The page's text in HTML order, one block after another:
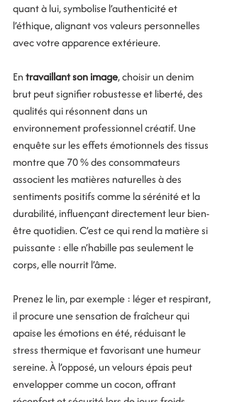
quant à lui, symbolise l’authenticité et
l’éthique, alignant vos valeurs personnelles
avec votre apparence extérieure.
En travaillant son image, choisir un denim
brut peut signifier robustesse et liberté, des
qualités qui résonnent dans un
environnement professionnel créatif. Une
enquête sur les effets émotionnels des tissus
montre que 70 % des consommateurs
associent les matières naturelles à des
sentiments positifs comme la sérénité et la
durabilité, influençant directement leur bien-
être quotidien. C’est ce qui rend la matière si
puissante : elle n’habille pas seulement le
corps, elle nourrit l’âme.
Prenez le lin, par exemple : léger et respirant,
il procure une sensation de fraîcheur qui
apaise les émotions en été, réduisant le
stress thermique et favorisant une humeur
sereine. À l’opposé, un velours épais peut
envelopper comme un cocon, offrant